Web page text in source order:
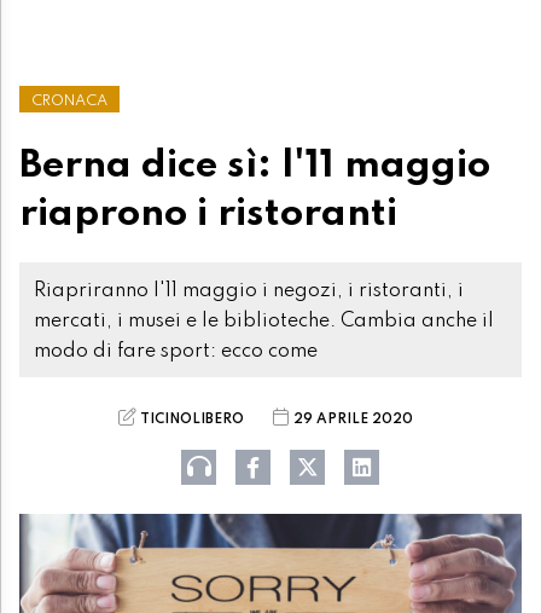
CRONACA
Berna dice sì: l'11 maggio
riaprono i ristoranti
Riapriranno l'11 maggio i negozi, i ristoranti, i
mercati, i musei e le biblioteche. Cambia anche il
modo di fare sport: ecco come
TICINOLIBERO 29 APRILE 2020